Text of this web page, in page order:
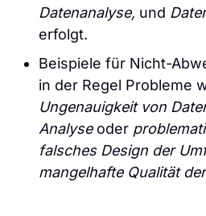
Datenanalyse, und
erfolgt.
Beispiele für Nicht-
in der Regel Probleme
Ungenauigkeit von
Analyse oder
falsches Design der
mangelhafte Qualität